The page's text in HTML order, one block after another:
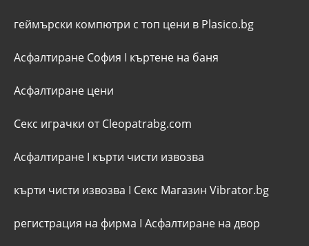
геймърски компютри с топ цени в Plasico.bg
Асфалтиране София I къртене на баня
Асфалтиране цени
Секс играчки от Cleopatrabg.com
Асфалтиране I кърти чисти извозва
кърти чисти извозва I Секс Магазин Vibrator.bg
регистрация на фирма I Асфалтиране на двор